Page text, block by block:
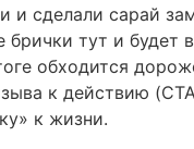
сделали сарай
тут и
обходится
к действию
к жизни.